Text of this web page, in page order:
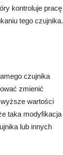
kontroluje pracę
tego czujnika.
czujnika
zmienić
wartości
taka modyfikacja
lub innych